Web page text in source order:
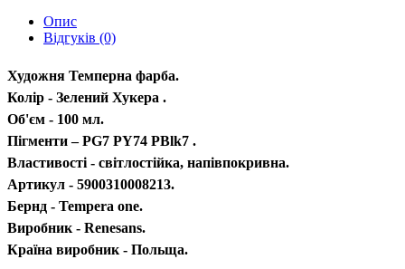
Опис
Відгуків (0)
Художня Темперна фарба.
Колір - Зелений Хукера .
Об'єм - 100 мл.
Пігменти – PG7 PY74 PBlk7 .
Властивості - світлостійка, напівпокривна.
Артикул - 5900310008213.
Бернд - Tempera one.
Виробник - Renesans.
Країна виробник - Польща.